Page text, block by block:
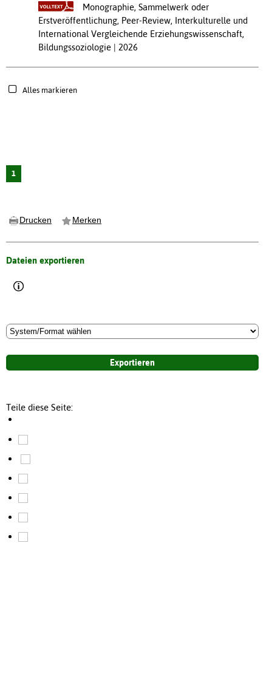
Monographie, Sammelwerk oder
Erstveröffentlichung, Peer-Review, Interkulturelle und
International Vergleichende Erziehungswissenschaft,
Bildungssoziologie
2026
Alles markieren
1
Drucken Merken
Dateien exportieren
Teile diese Seite: